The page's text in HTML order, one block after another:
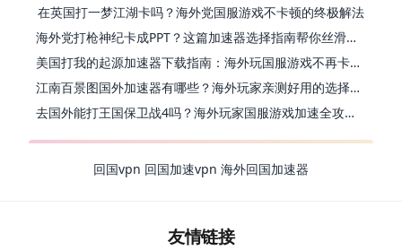
在英国打一梦江湖卡吗？海外党国服游戏不卡顿的终极解法
海外党打枪神纪卡成PPT？这篇加速器选择指南帮你丝滑上分
美国打我的起源加速器下载指南：海外玩国服游戏不再卡的终极方案
江南百景图国外加速器有哪些？海外玩家亲测好用的选择与避坑指南
去国外能打王国保卫战4吗？海外玩家国服游戏加速全攻略（附公主连结幻想江湖实测）
回国vpn 回国加速vpn 海外回国加速器
友情链接